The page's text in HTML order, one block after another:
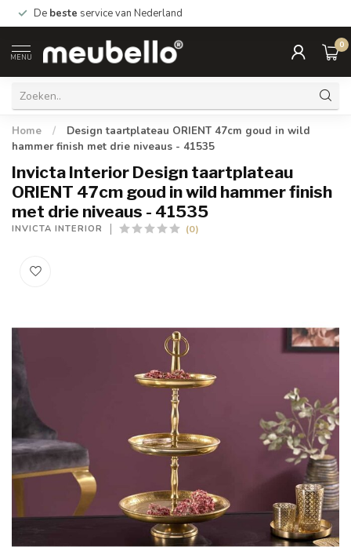
De beste service van Nederland
MENU
0
Home /
Design taartplateau ORIENT 47cm goud in wild
hammer finish met drie niveaus - 41535
Invicta Interior Design taartplateau
ORIENT 47cm goud in wild hammer finish
met drie niveaus - 41535
INVICTA INTERIOR (0)